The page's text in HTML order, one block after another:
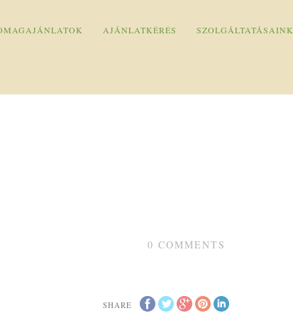
AJÁNLATKÉRÉS SZOLGÁLTATÁSAINK
0 COMMENTS
SHARE